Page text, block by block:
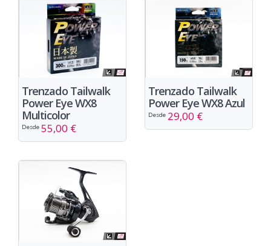
Trenzado Tailwalk
Power Eye WX8
Multicolor
Desde 55,00 €
Trenzado Tailwalk
Power Eye WX8 Azul
Desde 29,00 €